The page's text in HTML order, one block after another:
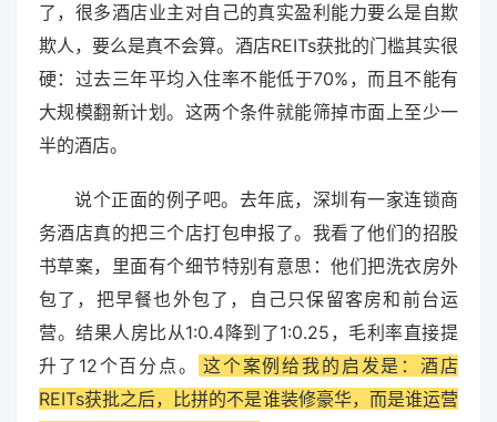
了，很多酒店业主对自己的真实盈利能力要么是自欺
欺人，要么是真不会算。酒店REITs获批的门槛其实很
硬：过去三年平均入住率不能低于70%，而且不能有
大规模翻新计划。这两个条件就能筛掉市面上至少一
半的酒店。
说个正面的例子吧。去年底，深圳有一家连锁商
务酒店真的把三个店打包申报了。我看了他们的招股
书草案，里面有个细节特别有意思：他们把洗衣房外
包了，把早餐也外包了，自己只保留客房和前台运
营。结果人房比从1:0.4降到了1:0.25，毛利率直接提
升了12个百分点。
这个案例给我的启发是：酒店
REITs获批之后，比拼的不是谁装修豪华，而是谁运营